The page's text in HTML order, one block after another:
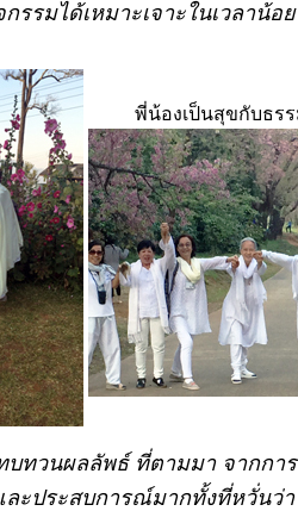
รมได้เหมาะเจาะในเวลาน้
พี่น้องเป็นสุขกับธร
บทวนผลลัพธ์ ที่ตามมา จากกา
ละประสบการณ์มากทั้งที่หวั่น